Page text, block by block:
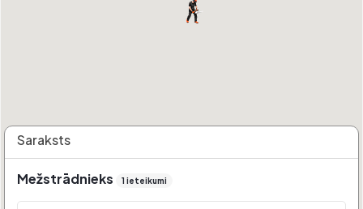
Saraksts
Mežstrādnieks 1 ieteikumi